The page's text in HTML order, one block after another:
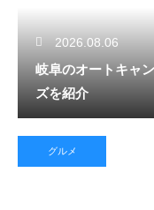
2026.08.06
岐阜のオートキャ
ズを紹介
グルメ